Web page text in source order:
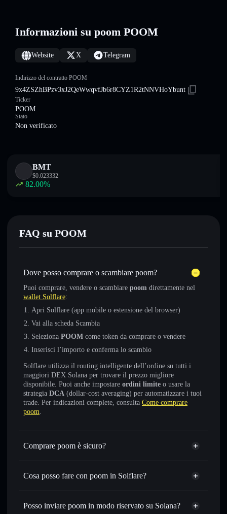
Informazioni su poom POOM
Website X Telegram
Indirizzo del contratto POOM
9x4ZSZhBPzv3xJ2QeWwqvfJb6r8CYZ1R2tNNVHoYbunt
Ticker
POOM
Stato
Non verificato
BMT
$0.023332
82.00%
FAQ su POOM
Dove posso comprare o scambiare poom?
Puoi comprare, vendere o scambiare poom direttamente nel
wallet Solflare:
Apri Solflare (app mobile o estensione del browser)
Vai alla scheda Scambia
Seleziona POOM come token da comprare o vendere
Inserisci l’importo e conferma lo scambio
Solflare utilizza il routing intelligente dell’ordine su tutti i
maggiori DEX Solana per trovare il prezzo migliore
disponibile. Puoi anche impostare ordini limite o usare la
strategia DCA (dollar-cost averaging) per automatizzare i tuoi
trade. Per indicazioni complete, consulta Come comprare
poom.
Comprare poom è sicuro?
poom non è verificato
Cosa posso fare con poom in Solflare?
poom
wallet Solflare
Scambiare istantaneamente — scambia POOM in SOL,
Posso inviare poom in modo riservato su Solana?